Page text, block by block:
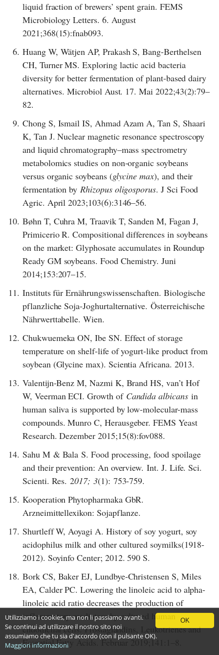
liquid fraction of brewers’ spent grain. FEMS
Microbiology Letters. 6. August
2021;368(15):fnab093.
6. Huang W, Wätjen AP, Prakash S, Bang-Berthelsen
CH, Turner MS. Exploring lactic acid bacteria
diversity for better fermentation of plant-based dairy
alternatives. Microbiol Aust. 17. Mai 2022;43(2):79–
82.
9. Chong S, Ismail IS, Ahmad Azam A, Tan S, Shaari
K, Tan J. Nuclear magnetic resonance spectroscopy
and liquid chromatography–mass spectrometry
metabolomics studies on non‐organic soybeans
versus organic soybeans (glycine max), and their
fermentation byRhizopus oligosporus. J Sci Food
Agric. April 2023;103(6):3146–56.
10. Bøhn T, Cuhra M, Traavik T, Sanden M, Fagan J,
Primicerio R. Compositional differences in soybeans
on the market: Glyphosate accumulates in Roundup
Ready GM soybeans. Food Chemistry. Juni
2014;153:207–15.
11. Instituts für Ernährungswissenschaften. Biologische
pflanzliche Soja-Joghurtalternative. Österreichische
Nährwerttabelle. Wien.
12. Chukwuemeka ON, Ibe SN. Effect of storage
temperature on shelf-life of yogurt-like product from
soybean (Glycine max). Scientia Africana. 2013.
13. Valentijn-Benz M, Nazmi K, Brand HS, van’t Hof
W, Veerman ECI. Growth of Candida albicansin
human saliva is supported by low-molecular-mass
compounds. Munro C, Herausgeber. FEMS Yeast
Research. Dezember 2015;15(8):fov088.
14. Sahu M & Bala S. Food processing, food spoilage
and their prevention: An overview. Int. J. Life. Sci.
Scienti. Res. 2017; 3(1): 753-759.
15. Kooperation Phytopharmaka GbR.
Arzneimittellexikon: Sojapflanze.
17. Shurtleff W, Aoyagi A. History of soy yogurt, soy
acidophilus milk and other cultured soymilks(1918-
2012). Soyinfo Center; 2012. 590 S.
18. Bork CS, Baker EJ, Lundbye-Christensen S, Miles
EA, Calder PC. Lowering the linoleic acid to alpha-
linoleic acid ratio decreases the production of
inflammatory mediators by cultured human
endothelial cells. Prostaglandins, Leukotrienes and
Essential Fatty Acids. Februar 2019;141:1–8.
OK
Utilizziamo i cookies, ma non li passiamo avanti.
Se continui ad utilizzare il nostro sito noi
assumiamo che tu sia d'accordo (con il pulsante OK).
Maggiori informazioni